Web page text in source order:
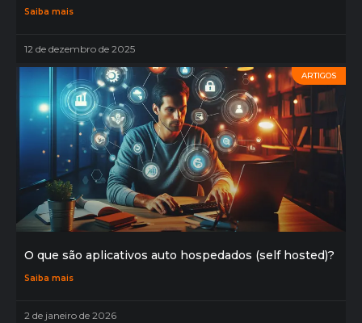
Saiba mais
12 de dezembro de 2025
ARTIGOS
O que são aplicativos auto hospedados (self hosted)?
Saiba mais
2 de janeiro de 2026